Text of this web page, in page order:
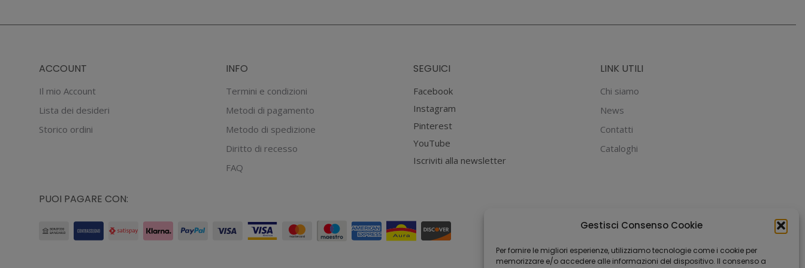
Gestisci Consenso Cookie
Per fornire le migliori esperienze, utilizziamo tecnologie come i cookie per
memorizzare e/o accedere alle informazioni del dispositivo. Il consenso a
prodotto
ACCOUNT
Il mio Account
Lista dei desideri
Storico ordini
INFO
Termini e condizioni
Metodi di pagamento
Metodo di spedizione
Diritto di recesso
FAQ
SEGUICI
Facebook
Instagram
Pinterest
YouTube
Iscriviti alla newsletter
LINK UTILI
Chi siamo
News
Contatti
Cataloghi
PUOI PAGARE CON: